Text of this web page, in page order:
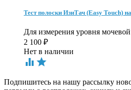
Тест полоски ИзиТач (Easy Touch)
Для измерения уровня
2 100 ₽
Нет в наличии
 
Подпишитесь на нашу рассылку